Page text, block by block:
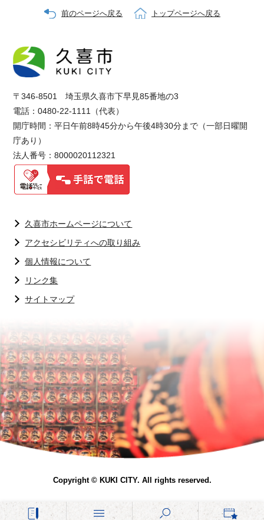
前のページへ戻る トップページへ戻る
〒346-8501 埼玉県久喜市下早見85番地の3
電話：0480-22-1111（代表）
開庁時間：平日午前8時45分から午後4時30分まで（一部日曜開
庁あり）
法人番号：8000020112321
久喜市ホームページについて
アクセシビリティへの取り組み
個人情報について
リンク集
サイトマップ
Copyright © KUKI CITY. All rights reserved.